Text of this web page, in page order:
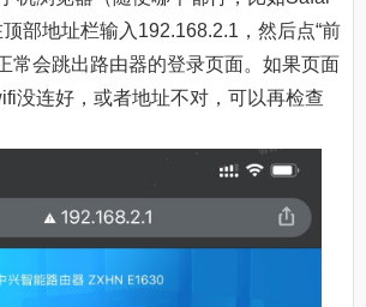
部地址栏输入192.168.2.1，然后点“前
常会跳出路由器的登录页面。如果页面
没连好，或者地址不对，可以再检查